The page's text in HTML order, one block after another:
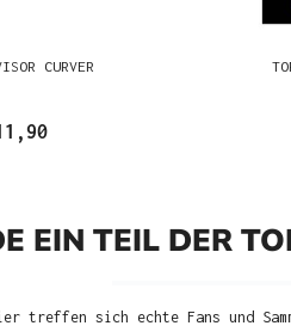
CURVER
EIN TEIL DER
treffen sich echte Fans und